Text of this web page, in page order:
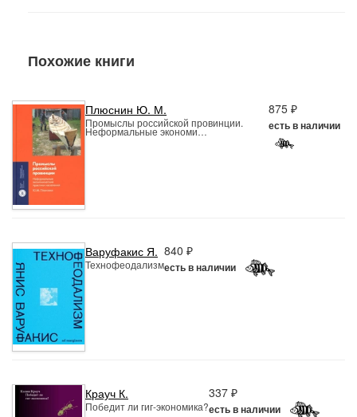
Похожие книги
Плюснин Ю. М.
Промыслы российской провинции.
Неформальные экономи…
875 ₽
есть в наличии
Варуфакис Я.
Технофеодализм
840 ₽
есть в наличии
Крауч К.
Победит ли гиг-экономика?
337 ₽
есть в наличии